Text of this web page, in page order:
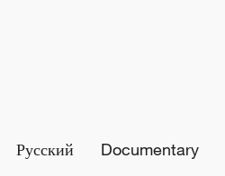
Русский Documentary